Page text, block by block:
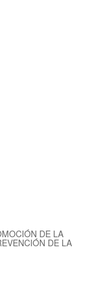
DE LA
DE LA